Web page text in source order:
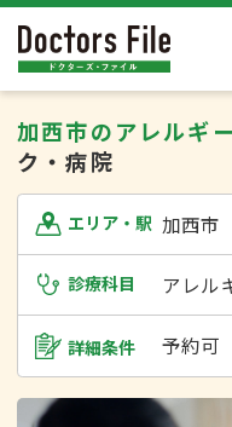
加西市のアレルギ
ク・病院
エリア・駅 加西市
診療科目 アレル
詳細条件 予約可